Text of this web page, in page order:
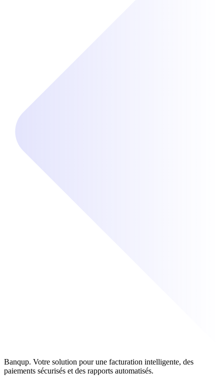
Banqup. Votre solution pour une facturation intelligente, des
paiements sécurisés et des rapports automatisés.